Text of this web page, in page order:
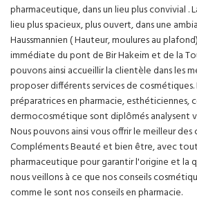
pharmaceutique, dans un lieu plus convivial .
lieu plus spacieux, plus ouvert, dans une
Haussmannien ( Hauteur, moulures au
immédiate du pont de Bir Hakeim et de la
pouvons ainsi accueillir la clientèle dans les
proposer différents services de cosmétiques.
préparatrices en pharmacie, esthéticiennes,
dermocosmétique sont diplômés analysent
Nous pouvons ainsi vous offrir le meilleur
Compléments Beauté et bien être, avec
pharmaceutique pour garantir l'origine et la
nous veillons à ce que nos conseils
comme le sont nos conseils en pharmacie.